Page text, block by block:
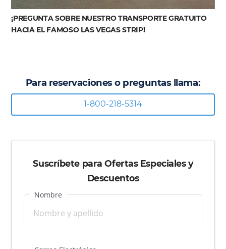
¡PREGUNTA SOBRE NUESTRO TRANSPORTE GRATUITO
HACIA EL FAMOSO LAS VEGAS STRIP!
Para reservaciones o preguntas llama:
1-800-218-5314
Suscríbete para Ofertas Especiales y
Descuentos
Nombre